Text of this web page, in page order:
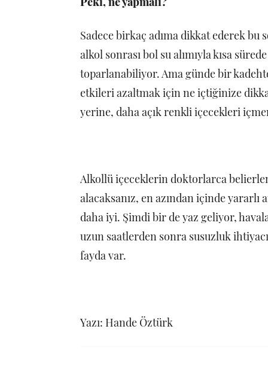
Sadece birkaç adıma dikkat ederek
alkol sonrası bol su alımıyla kısa
toparlanabiliyor. Ama günde bir
etkileri azaltmak için ne içtiğinize
yerine, daha açık renkli içecekleri
Alkollü içeceklerin doktorlarca
alacaksanız, en azından içinde yararlı
daha iyi. Şimdi bir de yaz geliyor,
uzun saatlerden sonra susuzluk
fayda var.
Yazı: Hande Öztürk